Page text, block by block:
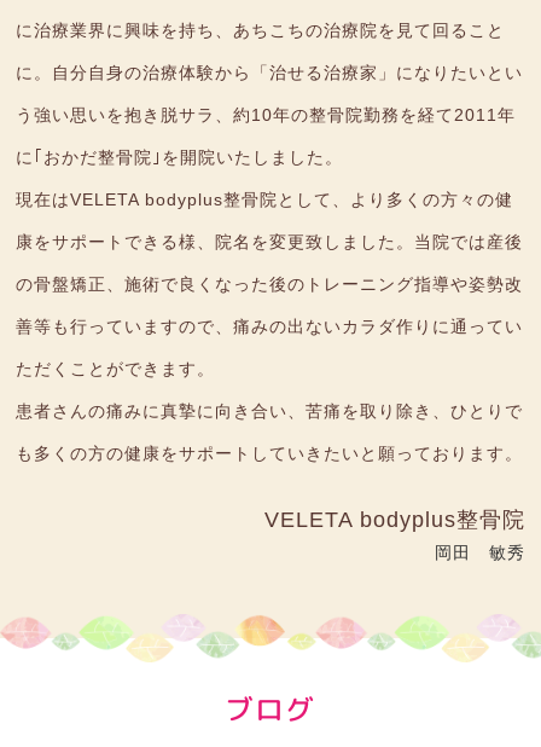
に治療業界に興味を持ち、あちこちの治療院を見て回ること
に。自分自身の治療体験から「治せる治療家」になりたいとい
う強い思いを抱き脱サラ、約10年の整骨院勤務を経て2011年
に｢おかだ整骨院｣を開院いたしました。
現在はVELETA bodyplus整骨院として、より多くの方々の健
康をサポートできる様、院名を変更致しました。当院では産後
の骨盤矯正、施術で良くなった後のトレーニング指導や姿勢改
善等も行っていますので、痛みの出ないカラダ作りに通ってい
ただくことができます。
患者さんの痛みに真摯に向き合い、苦痛を取り除き、ひとりで
も多くの方の健康をサポートしていきたいと願っております。
VELETA bodyplus整骨院
岡田 敏秀
ブログ